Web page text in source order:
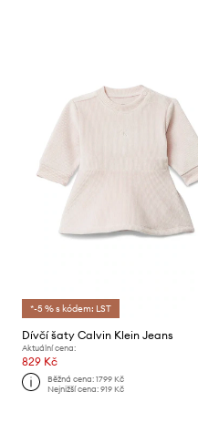
*-5 % s kódem: LST
Dívčí šaty Calvin Klein Jeans
Aktuální cena:
829 Kč
Běžná cena:1799 Kč
Nejnižší cena:919 Kč